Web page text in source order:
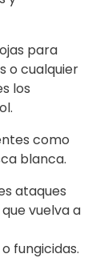
para
o cualquier
los
como
blanca.
ataques
vuelva a
fungicidas.